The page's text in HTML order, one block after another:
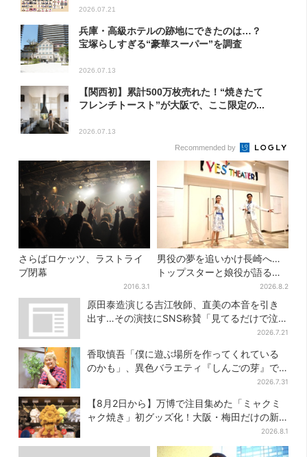
2026.07.21
兵庫・高級ホテルの跡地にできたのは…？
宝塚らしすぎる“豪華スーパー”を調査
2026.07.13
【関西初】累計500万枚売れた！“焼きたて
フレンチトースト”が大阪で、ここ限定の...
2026.07.13
Recommended by
さらばロケッツ、ラストライ
ブ閉幕
2016.3.1
男役の夢を追いかけ長崎へ…
トップスターと娘役が語る
「ハウステンボス歌劇団」と
は？大阪で初公演開催
2026.8.2
原田泰造演じる吉江牧師、直美の本音を引き
出す…その演技にSNS称賛「見てるだけで泣け
2026.7.21
香取慎吾「僕に遊ぶ場所を作ってくれている
のかも」、異色バラエティ『しんごの芽』で
2026.7.31
【8月2日から】万博で注目集めた「ミャクミ
ャク焼き」初グッズ化！大阪・梅田だけの新
2026.8.1